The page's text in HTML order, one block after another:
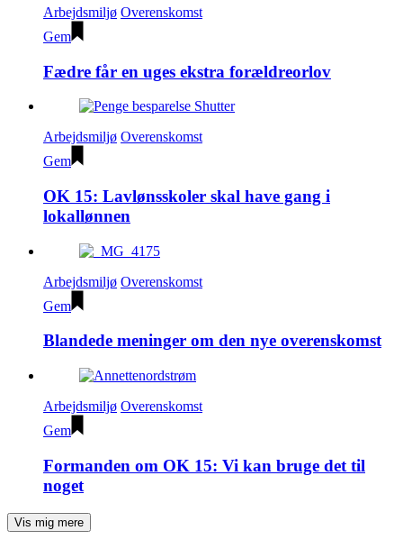
Arbejdsmiljø Overenskomst
Gem
Fædre får en uges ekstra forældreorlov
Arbejdsmiljø Overenskomst
Gem
OK 15: Lavlønsskoler skal have gang i
lokallønnen
Arbejdsmiljø Overenskomst
Gem
Blandede meninger om den nye overenskomst
Arbejdsmiljø Overenskomst
Gem
Formanden om OK 15: Vi kan bruge det til
noget
Vis mig mere